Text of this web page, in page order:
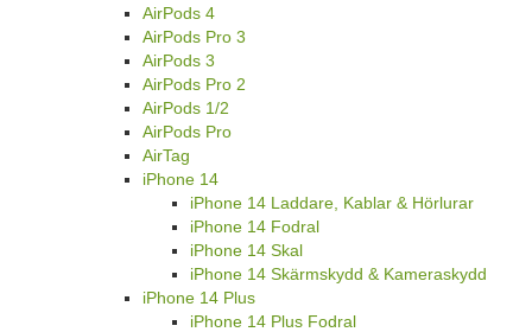
AirPods 4
AirPods Pro 3
AirPods 3
AirPods Pro 2
AirPods 1/2
AirPods Pro
AirTag
iPhone 14
iPhone 14 Laddare, Kablar & Hörlurar
iPhone 14 Fodral
iPhone 14 Skal
iPhone 14 Skärmskydd & Kameraskydd
iPhone 14 Plus
iPhone 14 Plus Fodral